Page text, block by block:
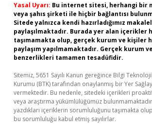
Yasal Uyarı: Bu internet sitesi, herhangi bir
veya şahıs şirketi ile hiçbir bağlantısı
Sitede yalnızca kendi hazırladığımız
paylaşılmaktadır. Burada yer alan içerikler
taşımamakta olup, gerçek kurum ve kişiler
paylaşım yapılmamaktadır. Gerçek kurum
benzerlikleri tamamen tesadüfidir.
Sitemiz, 5651 Sayılı Kanun gereğince Bilgi
Kurumu (BTK) tarafından onaylanmış bir Yer
vermektedir. Bu nedenle, sitedeki içerikleri
veya araştırma yükümlülüğümüz
yazdıkları içeriklerin sorumluluğunu taşımakta
bu sorumluluğu kabul etmiş sayılırlar.